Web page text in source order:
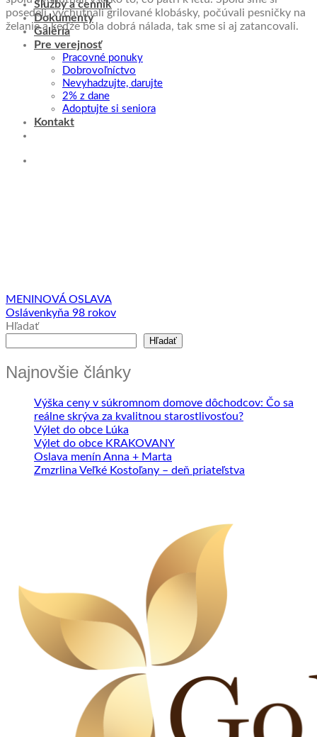
Služby a cenník
Dokumenty
Galéria
Pre verejnosť
Pracovné ponuky
Dobrovoľníctvo
Nevyhadzujte, darujte
2% z dane
Adoptujte si seniora
Kontakt
posedeli, vychutnali grilované klobásky, počúvali pesničky na
želanie a keďže bola dobrá nálada, tak sme si aj zatancovali.
MENINOVÁ OSLAVA
Oslávenkyňa 98 rokov
Hľadať
Hľadať
Najnovšie články
Výška ceny v súkromnom domove dôchodcov: Čo sa
reálne skrýva za kvalitnou starostlivosťou?
Výlet do obce Lúka
Výlet do obce KRAKOVANY
Oslava menín Anna + Marta
Zmzrlina Veľké Kostoľany – deň priateľstva